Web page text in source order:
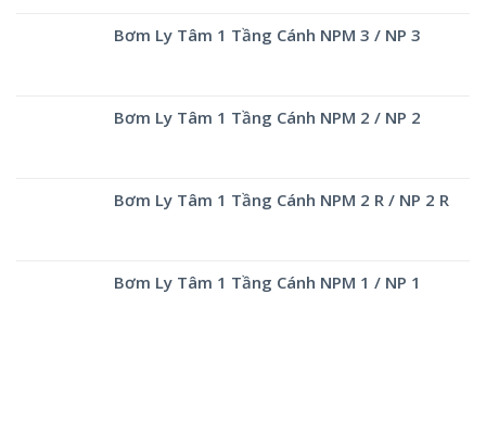
Bơm Ly Tâm 1 Tầng Cánh NPM 3 / NP 3
Bơm Ly Tâm 1 Tầng Cánh NPM 2 / NP 2
Bơm Ly Tâm 1 Tầng Cánh NPM 2 R / NP 2 R
Bơm Ly Tâm 1 Tầng Cánh NPM 1 / NP 1